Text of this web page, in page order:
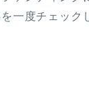
一度チェック